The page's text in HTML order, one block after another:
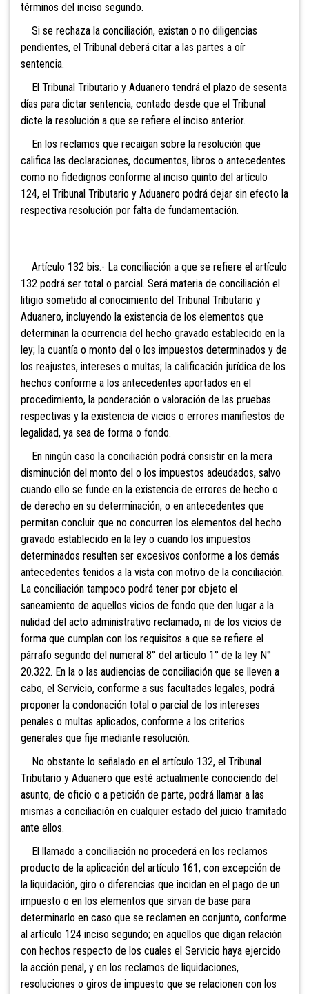
términos del inciso segundo.
Si se rechaza la conciliación, existan o no diligencias
pendientes, el Tribunal deberá citar a las partes a oír
sentencia.
El Tribunal Tributario y Aduanero tendrá el plazo de sesenta
días para dictar sentencia, contado desde que el Tribunal
dicte la resolución a que se refiere el inciso anterior.
En los reclamos que recaigan sobre la resolución que
califica las declaraciones, documentos, libros o antecedentes
como no fidedignos conforme al inciso quinto del artículo
124, el Tribunal Tributario y Aduanero podrá dejar sin efecto la
respectiva resolución por falta de fundamentación.
Artículo 132 bis.- La conciliación a que se refiere el artículo
132 podrá ser total o parcial. Será materia de conciliación el
litigio sometido al conocimiento del Tribunal Tributario y
Aduanero, incluyendo la existencia de los elementos que
determinan la ocurrencia del hecho gravado establecido en la
ley; la cuantía o monto del o los impuestos determinados y de
los reajustes, intereses o multas; la calificación jurídica de los
hechos conforme a los antecedentes aportados en el
procedimiento, la ponderación o valoración de las pruebas
respectivas y la existencia de vicios o errores manifiestos de
legalidad, ya sea de forma o fondo.
En ningún caso la conciliación podrá consistir en la mera
disminución del monto del o los impuestos adeudados, salvo
cuando ello se funde en la existencia de errores de hecho o
de derecho en su determinación, o en antecedentes que
permitan concluir que no concurren los elementos del hecho
gravado establecido en la ley o cuando los impuestos
determinados resulten ser excesivos conforme a los demás
antecedentes tenidos a la vista con motivo de la conciliación.
La conciliación tampoco podrá tener por objeto el
saneamiento de aquellos vicios de fondo que den lugar a la
nulidad del acto administrativo reclamado, ni de los vicios de
forma que cumplan con los requisitos a que se refiere el
párrafo segundo del numeral 8° del artículo 1° de la ley N°
20.322. En la o las audiencias de conciliación que se lleven a
cabo, el Servicio, conforme a sus facultades legales, podrá
proponer la condonación total o parcial de los intereses
penales o multas aplicados, conforme a los criterios
generales que fije mediante resolución.
No obstante lo señalado en el artículo 132, el Tribunal
Tributario y Aduanero que esté actualmente conociendo del
asunto, de oficio o a petición de parte, podrá llamar a las
mismas a conciliación en cualquier estado del juicio tramitado
ante ellos.
El llamado a conciliación no procederá en los reclamos
producto de la aplicación del artículo 161, con excepción de
la liquidación, giro o diferencias que incidan en el pago de un
impuesto o en los elementos que sirvan de base para
determinarlo en caso que se reclamen en conjunto, conforme
al artículo 124 inciso segundo; en aquellos que digan relación
con hechos respecto de los cuales el Servicio haya ejercido
la acción penal, y en los reclamos de liquidaciones,
resoluciones o giros de impuesto que se relacionen con los